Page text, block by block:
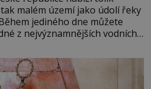
malém území jako údolí řeky
jediného dne můžete
z nejvýznamnějších vodních
poznáváním památek ve
termálním